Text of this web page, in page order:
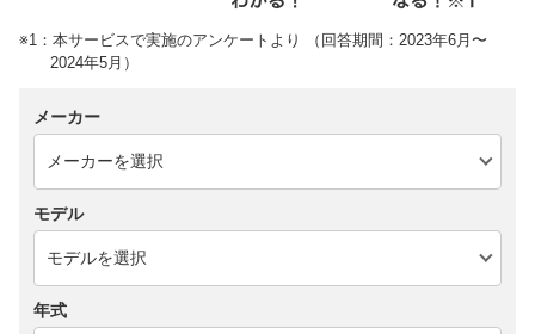
※1：本サービスで実施のアンケートより （回答期間：2023年6月〜
2024年5月）
メーカー
モデル
年式